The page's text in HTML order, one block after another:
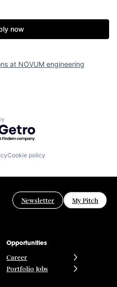
now
at NOVUM engineering
by Getro.com
Cookie policy
Newsletter My Pitch
Opportunities
Career
Portfolio Jobs